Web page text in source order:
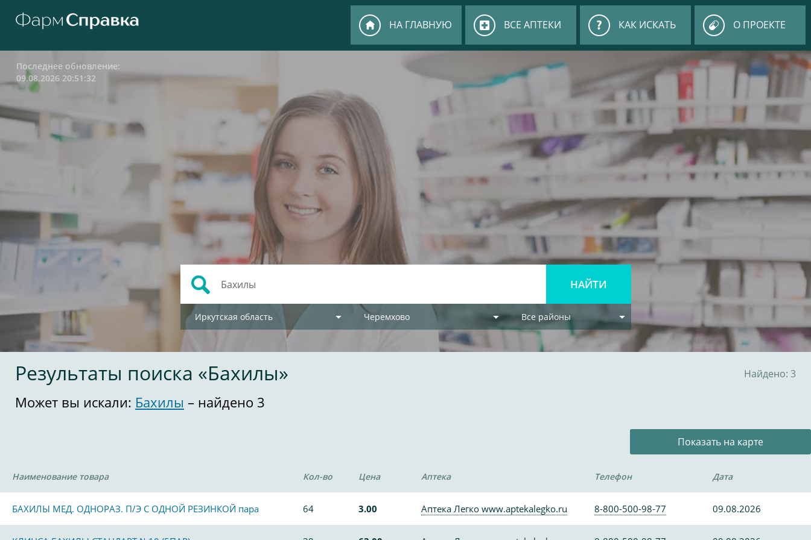
НА ГЛАВНУЮ ВСЕ АПТЕКИ КАК ИСКАТЬ О ПРОЕКТЕ
Последнее обновление:
09.08.2026 20:51:32
Иркутская область Черемхово Все районы
Результаты поиска «Бахилы» Найдено: 3
Может вы искали: Бахилы – найдено 3
Показать на карте
Наименование товара Кол-во Цена Аптека Телефон Дата
БАХИЛЫ МЕД. ОДНОРАЗ. П/Э С ОДНОЙ РЕЗИНКОЙ пара 64 3.00 Аптека Легко www.aptekalegko.ru 8-800-500-98-77 09.08.2026